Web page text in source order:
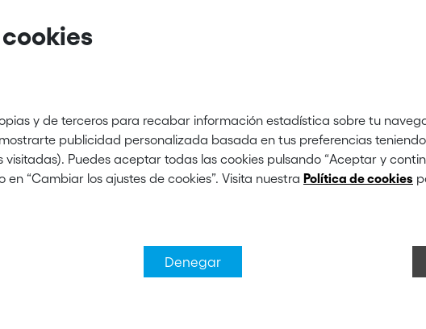
y de terceros para recabar información estadística sobre tu
publicidad personalizada basada en tus preferencias
Puedes aceptar todas las cookies pulsando “Aceptar y
“Cambiar los ajustes de cookies”. Visita nuestra Política de cookies
Denegar